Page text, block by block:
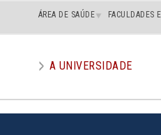
Main
superior
ÁREA DE SAÚDE FACULDADES
A UNIVERSIDADE